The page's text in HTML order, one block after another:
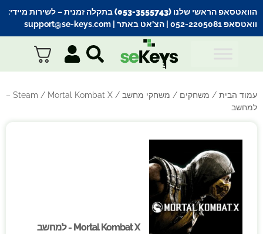
הוואטסאפ הראשי שלנו (053-3555743) בתקלה זמנית
– לשירות מיידי:
וואטסאפ 052-2205081
| הצ’אט באתר | support@se-keys.com
עמוד הבית / משחקים / משחקי מחשב /
Steam
/ Mortal Kombat X –
למחשב
Mortal Kombat X - למחשב
Mortal Kombat X - למחשב